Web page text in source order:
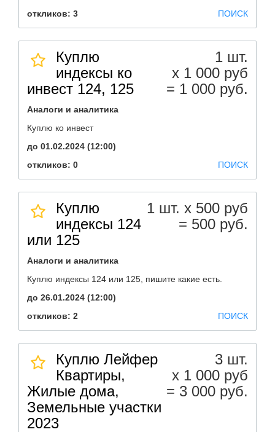
откликов: 3 ПОИСК
Куплю
индексы ко
инвест 124, 125
1 шт.
х 1 000 руб
= 1 000 руб.
Аналоги и аналитика
Куплю ко инвест
до 01.02.2024 (12:00)
откликов: 0
ПОИСК
Куплю
индексы 124
или 125
1 шт. х 500 руб
= 500 руб.
Аналоги и аналитика
Куплю индексы 124 или 125, пишите какие есть.
до 26.01.2024 (12:00)
откликов: 2
ПОИСК
Куплю Лейфер
Квартиры,
Жилые дома,
Земельные участки
2023
3 шт.
х 1 000 руб
= 3 000 руб.